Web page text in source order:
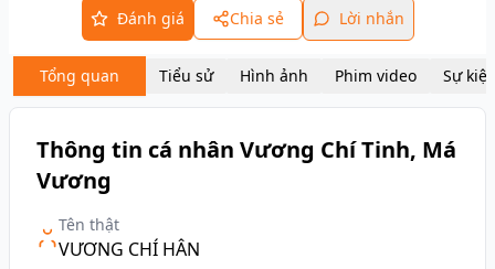
Đánh giá Chia sẻ Lời nhắn
Tổng quan Tiểu sử Hình ảnh Phim video Sự
Thông tin cá nhân Vương Chí Tinh, Má
Vương
Tên thật
VƯƠNG CHÍ HÂN